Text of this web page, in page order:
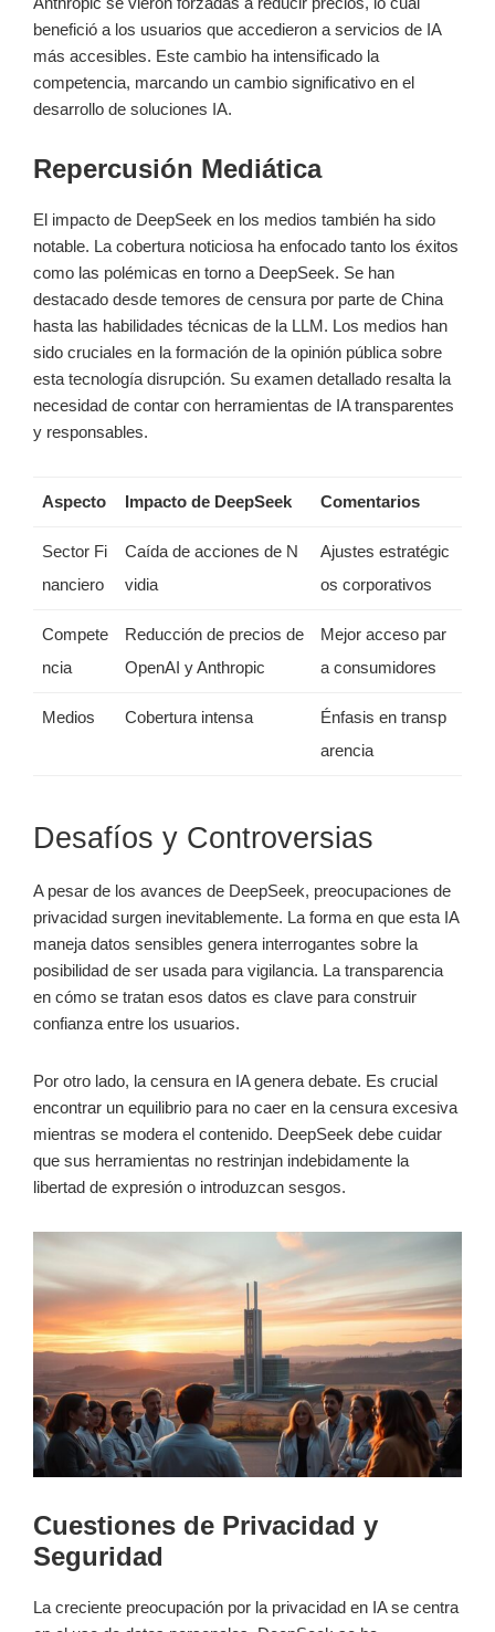
benefició a los usuarios que accedieron a servicios de IA
más accesibles. Este cambio ha intensificado la
competencia, marcando un cambio significativo en el
desarrollo de soluciones IA.
Repercusión Mediática
El impacto de DeepSeek en los medios también ha sido
notable. La cobertura noticiosa ha enfocado tanto los éxitos
como las polémicas en torno a DeepSeek. Se han
destacado desde temores de censura por parte de China
hasta las habilidades técnicas de la LLM. Los medios han
sido cruciales en la formación de la opinión pública sobre
esta tecnología disrupción. Su examen detallado resalta la
necesidad de contar con herramientas de IA transparentes
y responsables.
Aspecto Impacto de DeepSeek Comentarios
Sector Fi
nanciero
Caída de acciones de N
vidia
Ajustes estratégic
os corporativos
Compete
ncia
Reducción de precios de
OpenAI y Anthropic
Mejor acceso par
a consumidores
Medios Cobertura intensa
Énfasis en transp
arencia
Desafíos y Controversias
A pesar de los avances de DeepSeek, preocupaciones de
privacidad surgen inevitablemente. La forma en que esta IA
maneja datos sensibles genera interrogantes sobre la
posibilidad de ser usada para vigilancia. La transparencia
en cómo se tratan esos datos es clave para construir
confianza entre los usuarios.
Por otro lado, la censura en IA genera debate. Es crucial
encontrar un equilibrio para no caer en la censura excesiva
mientras se modera el contenido. DeepSeek debe cuidar
que sus herramientas no restrinjan indebidamente la
libertad de expresión o introduzcan sesgos.
Cuestiones de Privacidad y
Seguridad
La creciente preocupación por la privacidad en IA se centra